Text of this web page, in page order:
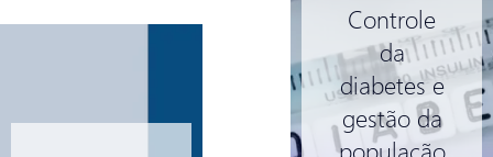
Controle
da
diabetes e
gestão da
população